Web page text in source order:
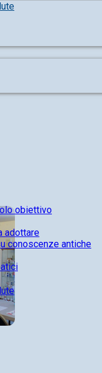
obiettivo
adottare
conoscenze antiche